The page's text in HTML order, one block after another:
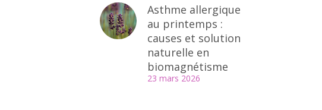
Asthme allergique
au printemps :
causes et solution
naturelle en
biomagnétisme
23 mars 2026